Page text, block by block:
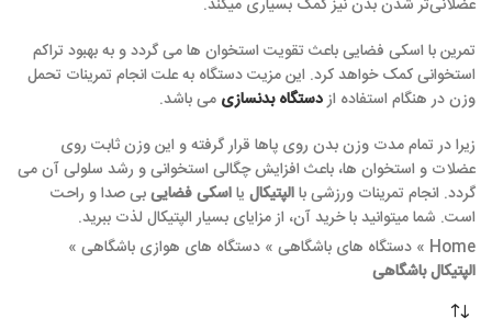
عضلانی‌تر شدن بدن نیز کمک بسیاری میکند.
تمرین با اسکی فضایی باعث تقویت استخوان ها می گردد و به بهبود تراکم
استخوانی کمک خواهد کرد. این مزیت دستگاه به علت انجام تمرینات تحمل
وزن در هنگام استفاده ازدستگاه بدنسازی می باشد.
زیرا در تمام مدت وزن بدن روی پاها قرار گرفته و این وزن ثابت روی
عضلات و استخوان ها، باعث افزایش چگالی استخوانی و رشد سلولی آن می
گردد. انجام تمرینات ورزشی باالپتیکال یااسکی فضاییبی صدا و راحت
است. شما میتوانید با خرید آن، از مزایای بسیار الپتیکال لذت ببرید.
Home
» دستگاه های باشگاهی » دستگاه های هوازی باشگاهی »
الپتیکال باشگاهی